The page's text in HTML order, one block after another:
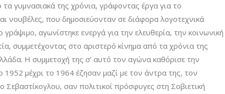
τα γυμνασιακά της χρόνια, γράφοντας έργα για το
νουβέλες, που δημοσιεύονταν σε διάφορα λογοτεχνικά
αγωνίστηκε ενεργά για την ελευθερία, την κοινωνική
συμμετέχοντας στο αριστερό κίνημα από τα χρόνια της
Η συμμετοχή της σ’ αυτό τον αγώνα καθόρισε την
μέχρι το 1964 έζησαν μαζί με τον άντρα της, τον
Σεβαστίκογλου, σαν πολιτικοί πρόσφυγες στη Σοβιετική